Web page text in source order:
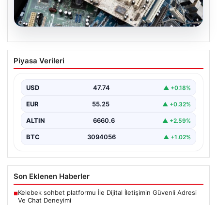
08.08.2026
Kurumsal Elektronik Dönüşümü ve
Sürdürülebilir Hizmetleri
şirketler altyapı parklarını sürekli aralıklarla
yenilemektedir. Söz konusu yenileme süreçlerinde…
Piyasa Verileri
USD 47.74 ▲ +0.18%
EUR 55.25 ▲ +0.32%
ALTIN 6660.6 ▲ +2.59%
BTC 3094056 ▲ +1.02%
Son Eklenen Haberler
■Kelebek sohbet platformu İle Dijital İletişimin Güvenli Adresi
Ve Chat Deneyimi